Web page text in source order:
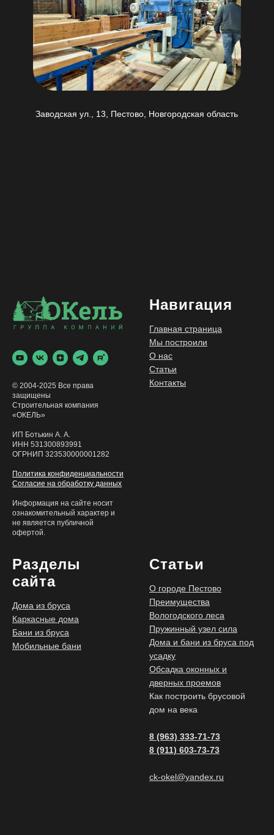
Заводская ул., 13, Пестово, Новгородская область
© 2004-2025 Все права
защищены
Строительная компания
«ОКЕЛЬ»
ИП Ботькин А. А.
ИНН 531300893991
ОГРНИП 323530000001282
Политика конфиденциальности
Согласие на обработку данных
Информация на сайте носит
ознакомительный характер и
не является публичной
офертой.
Навигация
Главная страница
Мы построили
О нас
Статьи
Контакты
Разделы
сайта
Дома из бруса
Каркасные дома
Бани из бруса
Мобильные бани
Статьи
О городе Пестово
Преимущества
Вологодского леса
Пружинный узел сила
Дома и бани из бруса под
усадку
Обсадка оконных и
дверных проемов
Как построить брусовой
дом на века
8 (963) 333-71-73
8 (911) 603-73-73
ck-okel@yandex.ru